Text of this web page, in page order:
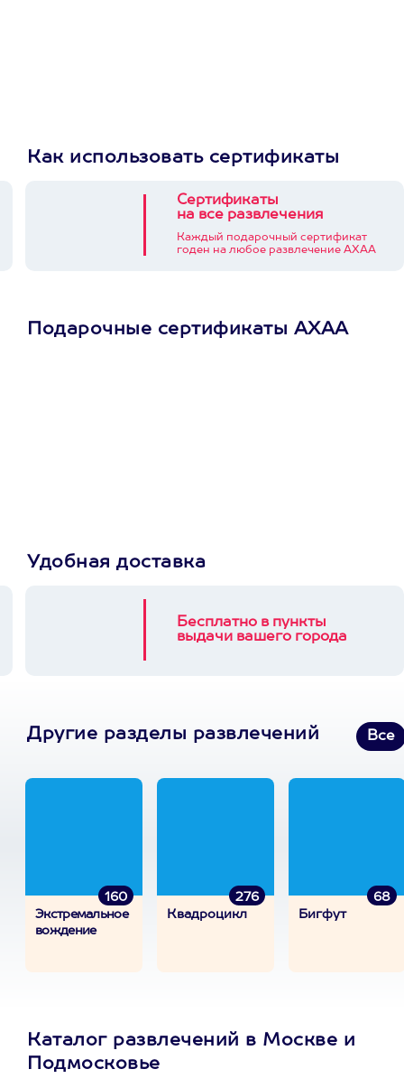
Как использовать сертификаты
Сертификаты
на все развлечения
Каждый подарочный сертификат
годен на любое развлечение АХАА
Подарочные сертификаты АХАА
Удобная доставка
Бесплатно в пункты
выдачи вашего города
Другие разделы развлечений Все
160
Экстремальное
вождение
276
Квадроцикл
68
Бигфут
Каталог развлечений в Москве и
Подмосковье